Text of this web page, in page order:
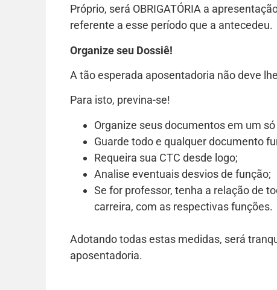
Próprio, será OBRIGATÓRIA a
referente a esse período que a antecedeu.
Organize seu Dossiê!
A tão esperada aposentadoria não deve
Para isto, previna-se!
Organize seus documentos em um só
Guarde todo e qualquer documento
Requeira sua CTC desde logo;
Analise eventuais desvios de função;
Se for professor, tenha a relação de
carreira, com as respectivas funções.
Adotando todas estas medidas, será
aposentadoria.